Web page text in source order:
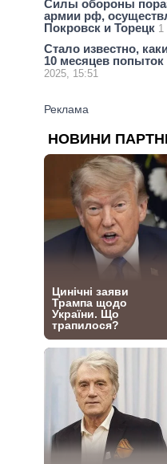
Силы обороны
армии рф,
Покровск и Торецк 1
Стало известно,
10 месяцев попыток
2025, 15:51